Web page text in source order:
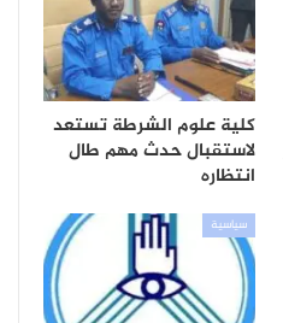
كلية علوم الشرطة تستعد
لاستقبال حدث مهم طال
انتظاره
سياسية